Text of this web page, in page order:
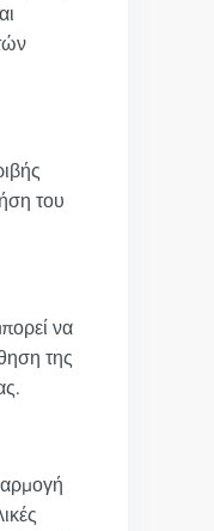
του
να
της